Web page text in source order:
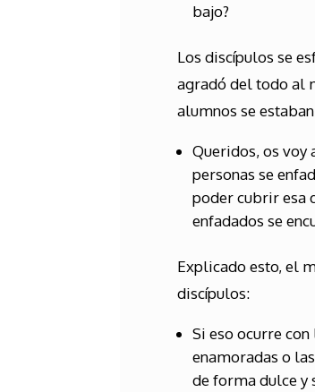
bajo?
Los discípulos se
agradó del todo al
alumnos se
Queridos, os voy
personas se
poder cubrir esa
enfadados se
Explicado esto, el
discípulos:
Si eso ocurre con
enamoradas o
de forma dulce y